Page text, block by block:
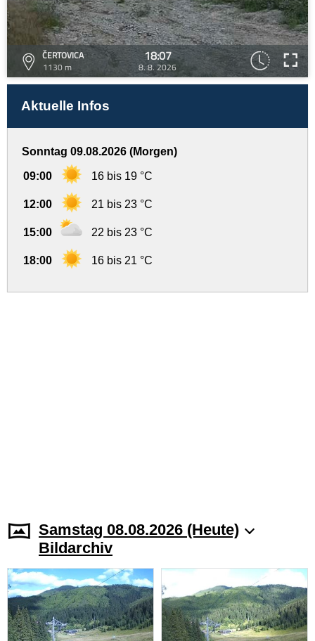
ČERTOVICA
1130 m
18:07
8. 8. 2026
Aktuelle Infos
Sonntag 09.08.2026 (Morgen)
09:00 16 bis 19 °C
12:00 21 bis 23 °C
15:00 22 bis 23 °C
18:00 16 bis 21 °C
Samstag 08.08.2026 (Heute)
Bildarchiv